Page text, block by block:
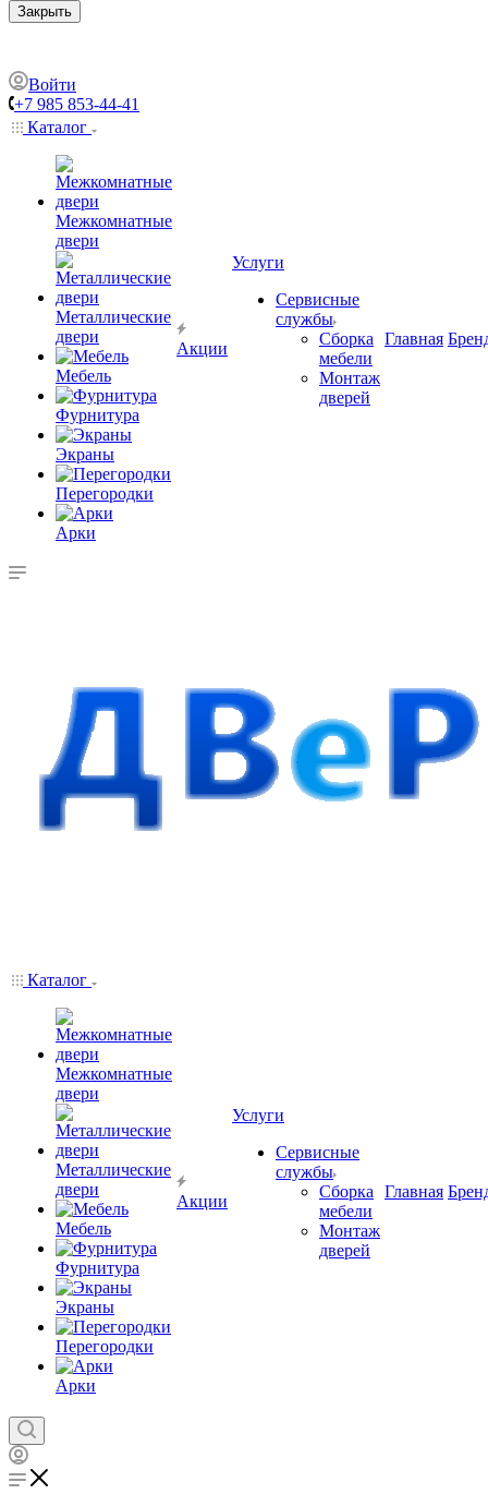
Закрыть
Войти
+7 985 853-44-41
Каталог
Межкомнатные
двери
Металлические
двери
Мебель
Фурнитура
Экраны
Перегородки
Арки
Акции
Услуги
Сервисные
службы
Сборка
мебели
Монтаж
дверей
Главная
Каталог
Межкомнатные
двери
Металлические
двери
Мебель
Фурнитура
Экраны
Перегородки
Арки
Акции
Услуги
Сервисные
службы
Сборка
мебели
Монтаж
дверей
Главная